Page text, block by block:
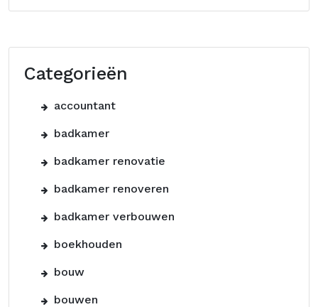
Categorieën
accountant
badkamer
badkamer renovatie
badkamer renoveren
badkamer verbouwen
boekhouden
bouw
bouwen